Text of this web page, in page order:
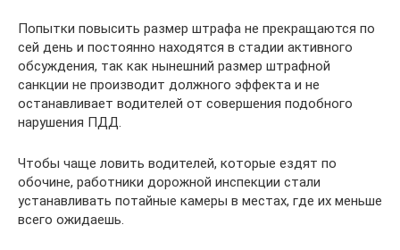
Попытки повысить размер штрафа не прекращаются по
сей день и постоянно находятся в стадии активного
обсуждения, так как нынешний размер штрафной
санкции не производит должного эффекта и не
останавливает водителей от совершения подобного
нарушения ПДД.
Чтобы чаще ловить водителей, которые ездят по
обочине, работники дорожной инспекции стали
устанавливать потайные камеры в местах, где их меньше
всего ожидаешь.